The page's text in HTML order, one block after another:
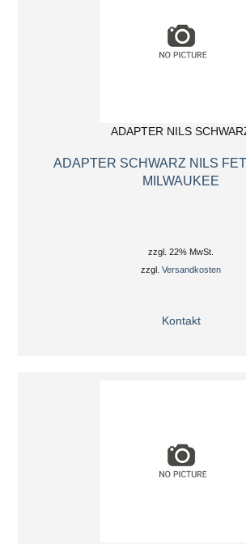
ADAPTER NILS
ADAPTER SCHWARZ NILS
MILWAUKEE
zzgl. 22% MwSt.
zzgl.Versandkosten
Kontakt